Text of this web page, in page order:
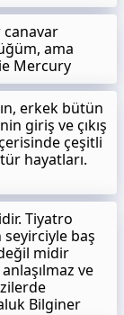
ama
Mercury
erkek bütün
giriş ve çıkış
çeşitli
hayatları.
Tiyatro
baş
midir
ve
Bilginer